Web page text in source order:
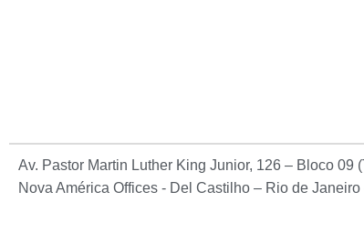
Av. Pastor Martin Luther King Junior, 126 – Bloco 09
Nova América Offices - Del Castilho – Rio de